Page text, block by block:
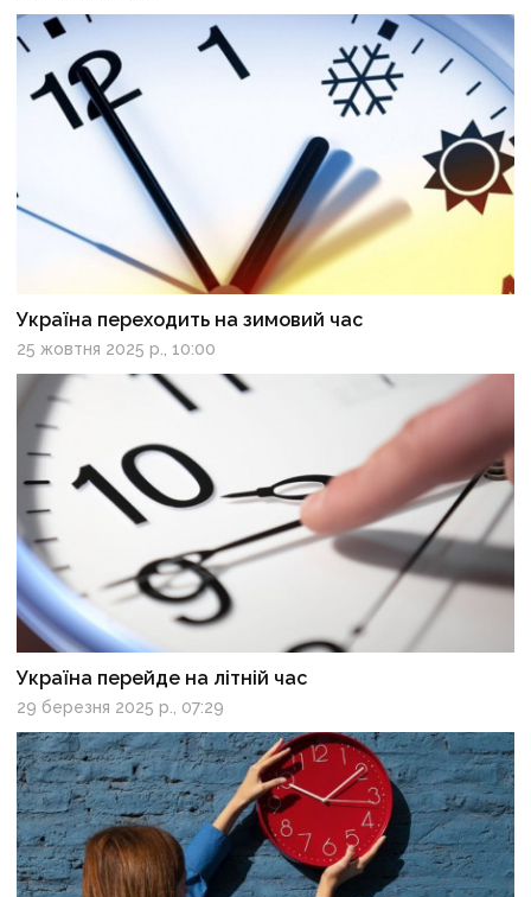
Україна переходить на зимовий час
25 жовтня 2025 р., 10:00
Україна перейде на літній час
29 березня 2025 р., 07:29